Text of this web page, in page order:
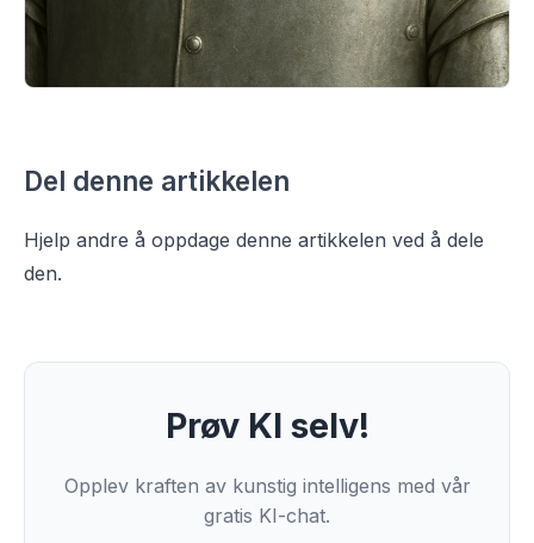
Del denne artikkelen
Hjelp andre å oppdage denne artikkelen ved å dele
den.
Prøv KI selv!
Opplev kraften av kunstig intelligens med vår
gratis KI-chat.